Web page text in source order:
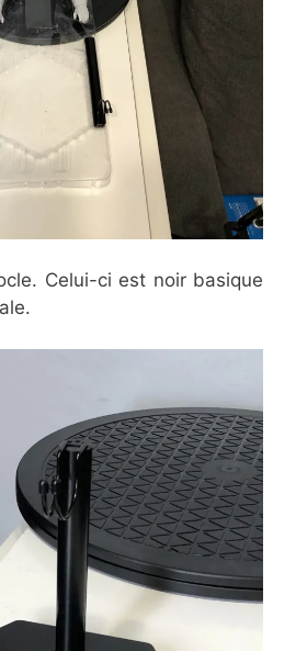
Celui-ci est noir basique